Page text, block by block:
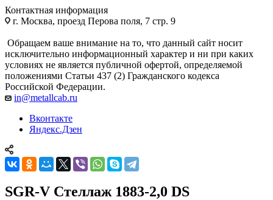
Контактная информация
г. Москва, проезд Перова поля, 7 стр. 9
Обращаем ваше внимание на то, что данный сайт носит
исключительно информационный характер и ни при каких
условиях не является публичной офертой, определяемой
положениями Статьи 437 (2) Гражданского кодекса
Российской Федерации.
in@metallcab.ru
Вконтакте
Яндекс.Дзен
SGR-V Стеллаж 1883-2,0 DS